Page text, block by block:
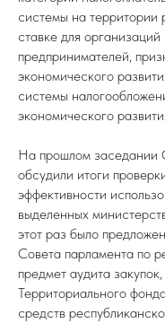
системы на территории
ставке для
предпринимателей,
экономического
системы
экономического
На прошлом заседании
обсудили итоги
эффективности
выделенных
этот раз было
Совета парламента по
предмет аудита
Территориального
средств